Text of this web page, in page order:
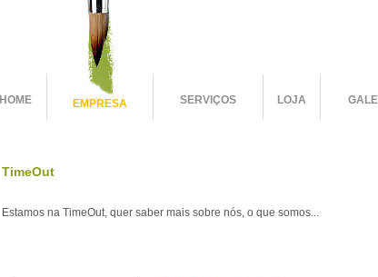
HOME EMPRESA SERVIÇOS LOJA
TimeOut
Estamos na TimeOut, quer saber mais sobre nós, o que somos...